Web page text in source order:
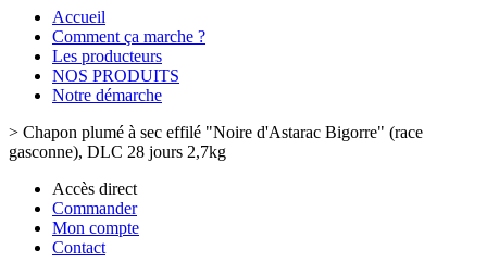
Accueil
Comment ça marche ?
Les producteurs
NOS PRODUITS
Notre démarche
> Chapon plumé à sec effilé "Noire d'Astarac Bigorre" (race
gasconne), DLC 28 jours 2,7kg
Accès direct
Commander
Mon compte
Contact